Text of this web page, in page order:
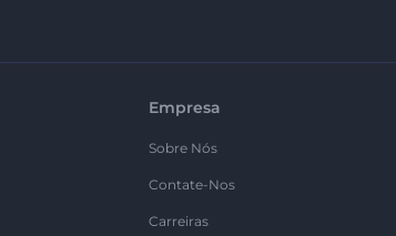
Empresa
Sobre Nós
Contate-Nos
Carreiras